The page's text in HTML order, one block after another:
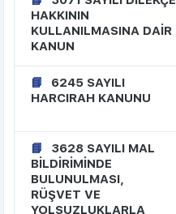
HAKKININ
KULLANILMASINA DAİR
KANUN
6245 SAYILI
HARCIRAH KANUNU
3628 SAYILI MAL
BİLDİRİMİNDE
BULUNULMASI,
RÜŞVET VE
YOLSUZLUKLARLA